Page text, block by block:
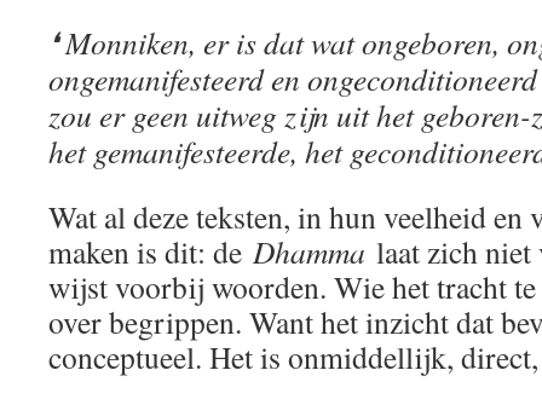
❛ Monniken, er is dat wat ongeboren,
ongemanifesteerd en
zou er geen uitweg zijn uit het geboren-
het gemanifesteerde, het
Wat al deze teksten, in hun veelheid
maken is dit: de Dhamma laat zich niet
wijst voorbij woorden. Wie het tracht
over begrippen. Want het inzicht dat
conceptueel. Het is onmiddellijk,